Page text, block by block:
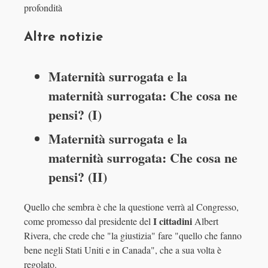
profondità
Altre notizie
Maternità surrogata e la
maternità surrogata: Che cosa ne
pensi? (I)
Maternità surrogata e la
maternità surrogata: Che cosa ne
pensi? (II)
Quello che sembra è che la questione verrà al Congresso,
come promesso dal presidente del I cittadini Albert
Rivera, che crede che "la giustizia" fare "quello che fanno
bene negli Stati Uniti e in Canada", che a sua volta è
regolato.